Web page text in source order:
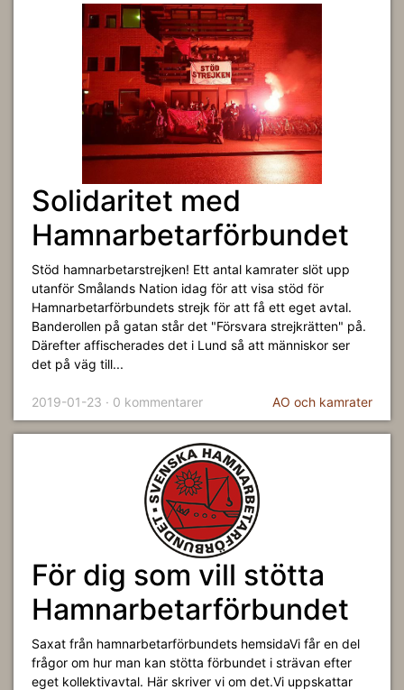
Solidaritet med
Hamnarbetarförbundet
Stöd hamnarbetarstrejken! Ett antal kamrater slöt upp
utanför Smålands Nation idag för att visa stöd för
Hamnarbetarförbundets strejk för att få ett eget avtal.
Banderollen på gatan står det "Försvara strejkrätten" på.
Därefter affischerades det i Lund så att människor ser
det på väg till...
2019-01-23 · 0 kommentarer AO och kamrater
För dig som vill stötta
Hamnarbetarförbundet
Saxat från hamnarbetarförbundets hemsidaVi får en del
frågor om hur man kan stötta förbundet i strävan efter
eget kollektivavtal. Här skriver vi om det.Vi uppskattar